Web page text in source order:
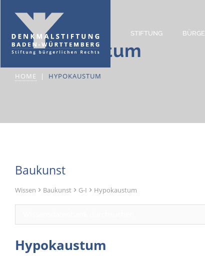
STIFTUNG
Hypokaustum
HOME HYPOKAUSTUM
Baukunst
Wissen Baukunst G-I Hypokaustum
Hypokaustum